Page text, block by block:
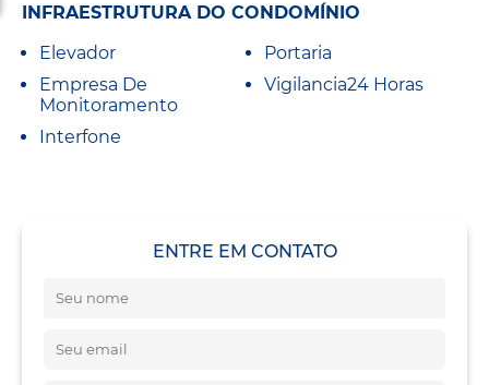
INFRAESTRUTURA DO CONDOMÍNIO
Elevador
Empresa De
Monitoramento
Interfone
Portaria
Vigilancia24 Horas
ENTRE EM CONTATO